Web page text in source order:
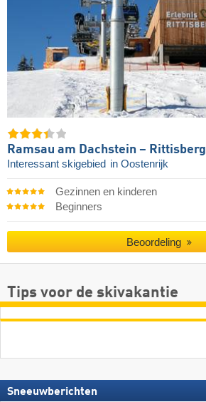
Ramsau am Dachstein – Rittisberg
Interessant skigebied in Oostenrijk
Gezinnen en kinderen
Beginners
Beoordeling
Tips voor de skivakantie
Sneeuwberichten